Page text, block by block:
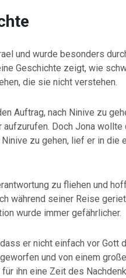
und wurde besonders
Geschichte zeigt, wie
die sie nicht verstehen.
Auftrag, nach Ninive zu
aufzurufen. Doch Jona
Ninive zu gehen, lief er in die
zu fliehen und
während seiner Reise
wurde immer gefährlicher.
er nicht einfach vor Gott
und von einem
ihn eine Zeit des